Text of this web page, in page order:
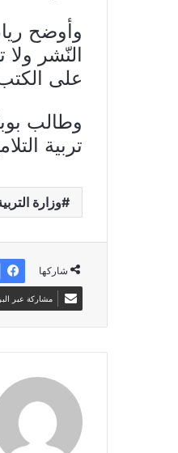
وأوضح
النّشر
على
وطالب
تربية
وزارة
شاركها
مشاركة عبر